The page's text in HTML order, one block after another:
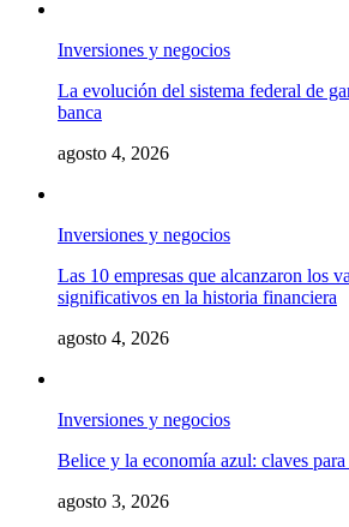
Inversiones y negocios
La evolución del sistema federal de
banca
agosto 4, 2026
Inversiones y negocios
Las 10 empresas que alcanzaron los
significativos en la historia financiera
agosto 4, 2026
Inversiones y negocios
Belice y la economía azul: claves
agosto 3, 2026